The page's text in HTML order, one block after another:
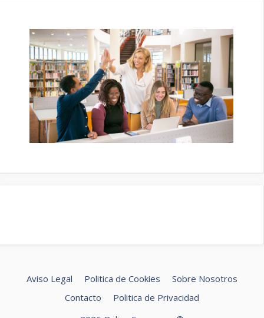
Aviso Legal Politica de Cookies
Sobre Nosotros
Contacto
Politica de Privacidad